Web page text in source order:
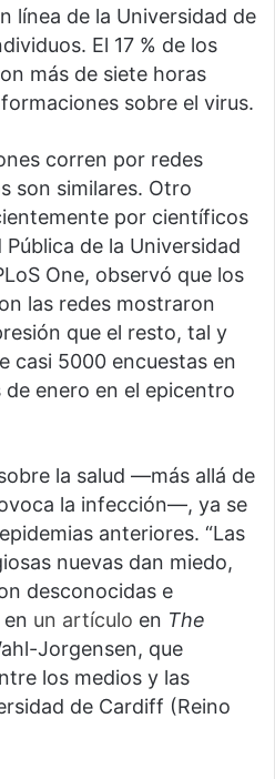
línea de la Universidad de
El 17 % de los
más de siete horas
sobre el virus.
corren por redes
son similares. Otro
por científicos
Pública de la Universidad
One, observó que los
las redes mostraron
que el resto, tal y
casi 5000 encuestas en
de enero en el epicentro
la salud —más allá de
la infección—, ya se
anteriores. “Las
nuevas dan miedo,
desconocidas e
un artículo en The
Jorgensen, que
los medios y las
de Cardiff (Reino